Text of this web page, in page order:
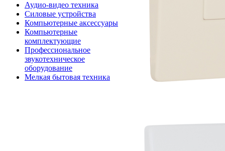
Аудио-видео техника
Силовые устройства
Компьютерные аксессуары
Компьютерные
комплектующие
Профессиональное
звукотехническое
оборудование
Мелкая бытовая техника